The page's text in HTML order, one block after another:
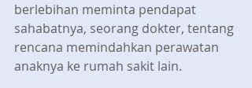
berlebihan meminta pendapat
sahabatnya, seorang dokter, tentang
rencana memindahkan perawatan
anaknya ke rumah sakit lain.